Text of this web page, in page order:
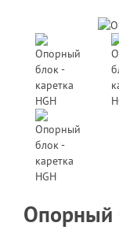
Опорный